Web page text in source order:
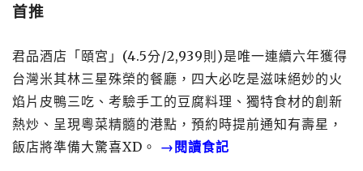
首推
君品酒店「頤宮」(4.5分/2,939則)是唯一連續六年獲得
台灣米其林三星殊榮的餐廳，四大必吃是滋味絕妙的火
焰片皮鴨三吃、考驗手工的豆腐料理、獨特食材的創新
熱炒、呈現粵菜精髓的港點，預約時提前通知有壽星，
飯店將準備大驚喜XD。 →閱讀食記